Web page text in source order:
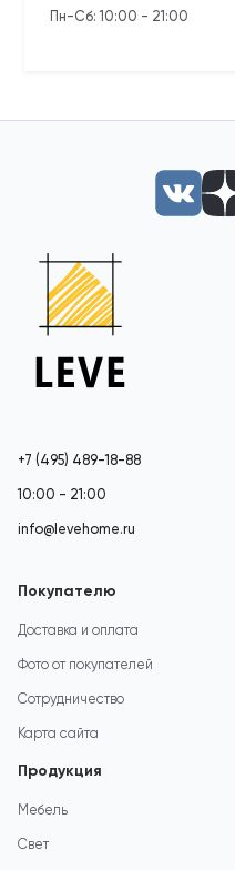
Пн-Сб: 10:00 - 21:00
+7 (495) 489-18-88
10:00 - 21:00
info@levehome.ru
Покупателю
Доставка и оплата
Фото от покупателей
Сотрудничество
Карта сайта
Продукция
Мебель
Свет